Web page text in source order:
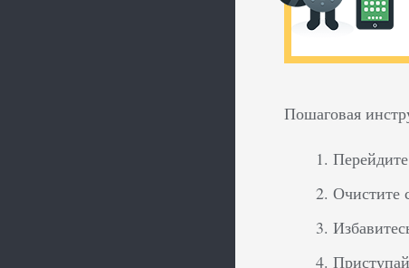
Пошаговая
Очистите